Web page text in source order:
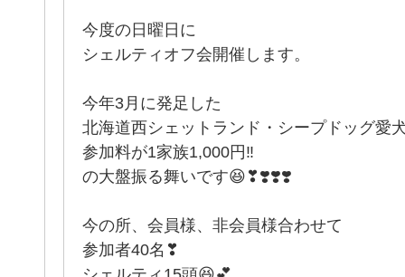
今度の日曜日に
シェルティオフ会開催します。
今年3月に発足した
北海道西シェットランド・シープドッグ愛
参加料が1家族1,000円‼️
の大盤振る舞いです😆❣❣️❣️❣️
今の所、会員様、非会員様合わせて
参加者40名❣